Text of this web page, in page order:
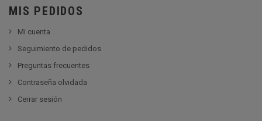
MIS PEDIDOS
Mi cuenta
Seguimiento de pedidos
Preguntas frecuentes
Contraseña olvidada
Cerrar sesión